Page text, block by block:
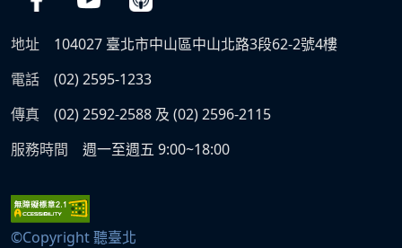
地址
104027 臺北市中山區中山北路3段62-2號4樓
電話
(02) 2595-1233
傳真
(02) 2592-2588 及 (02) 2596-2115
服務時間
週一至週五 9:00~18:00
©Copyright 聽臺北